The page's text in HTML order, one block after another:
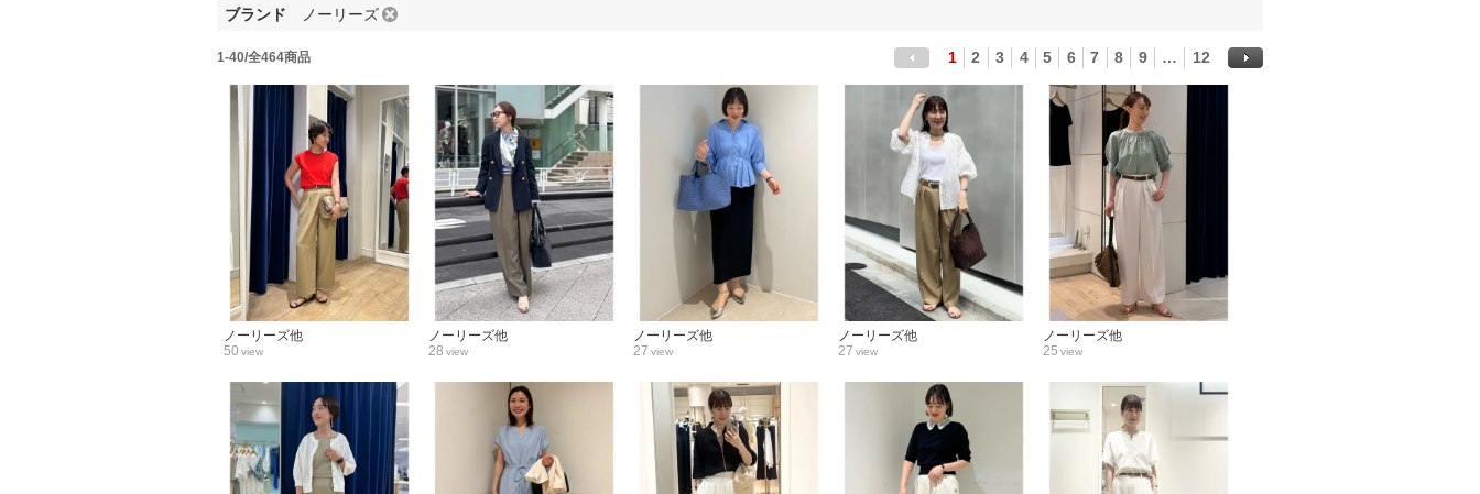
ブランド ノーリーズ
1-40/全464商品
前へ
1 2 3 4 5 6 7 8 9 …
12
次へ
50 view
ノーリーズ他
28 view
ノーリーズ他
27 view
ノーリーズ他
27 view
ノーリーズ他
25 view
ノーリーズ他